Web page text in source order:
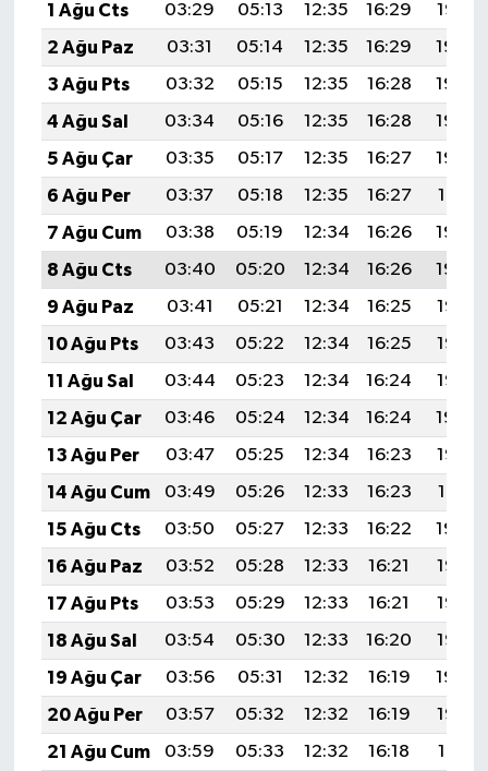
1 Ağu Cts
03:29 05:13 12:35 16:29
19:47
2 Ağu Paz
03:31 05:14 12:35 16:29
19:46
3 Ağu Pts
03:32 05:15 12:35 16:28
19:45
4 Ağu Sal
03:34 05:16 12:35 16:28
19:44
5 Ağu Çar
03:35 05:17 12:35 16:27
19:43
6 Ağu Per
03:37 05:18 12:35 16:27
19:41
7 Ağu Cum
03:38 05:19 12:34 16:26
19:40
8 Ağu Cts
03:40 05:20 12:34 16:26
19:39
9 Ağu Paz
03:41 05:21 12:34 16:25
19:38
10 Ağu Pts
03:43 05:22 12:34 16:25
19:36
11 Ağu Sal
03:44 05:23 12:34 16:24
19:35
12 Ağu Çar
03:46 05:24 12:34 16:24
19:34
13 Ağu Per
03:47 05:25 12:34 16:23
19:33
14 Ağu Cum
03:49 05:26 12:33 16:23
19:31
15 Ağu Cts
03:50 05:27 12:33 16:22
19:30
16 Ağu Paz
03:52 05:28 12:33 16:21
19:28
17 Ağu Pts
03:53 05:29 12:33 16:21
19:27
18 Ağu Sal
03:54 05:30 12:33 16:20
19:26
19 Ağu Çar
03:56 05:31 12:32 16:19
19:24
20 Ağu Per
03:57 05:32 12:32 16:19
19:23
21 Ağu Cum
03:59 05:33 12:32 16:18
19:21